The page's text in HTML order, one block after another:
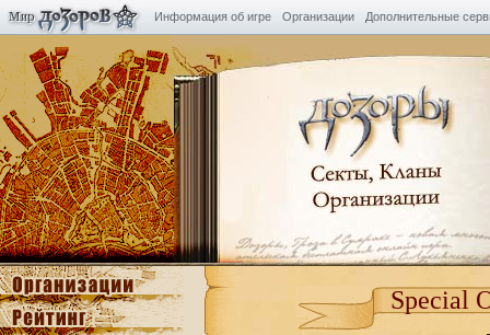
Информация об игре Организации Дополнительные
Special